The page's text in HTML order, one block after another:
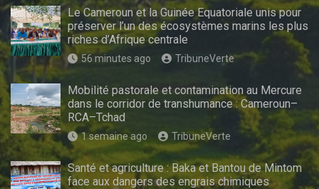
Le Cameroun et la Guinée Equatoriale unis pour
préserver l’un des écosystèmes marins les plus
riches d’Afrique centrale
56 minutes ago TribuneVerte
Mobilité pastorale et contamination au Mercure
dans le corridor de transhumance : Cameroun–
RCA–Tchad
1 semaine ago TribuneVerte
Santé et agriculture : Baka et Bantou de Mintom
face aux dangers des engrais chimiques